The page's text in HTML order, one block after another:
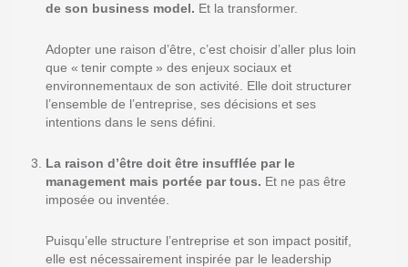
de son business model. Et la transformer.
Adopter une raison d’être, c’est choisir d’aller plus loin
que « tenir compte » des enjeux sociaux et
environnementaux de son activité. Elle doit structurer
l’ensemble de l’entreprise, ses décisions et ses
intentions dans le sens défini.
La raison d’être doit être insufflée par le
management mais portée par tous. Et ne pas être
imposée ou inventée.
Puisqu’elle structure l’entreprise et son impact positif,
elle est nécessairement inspirée par le leadership